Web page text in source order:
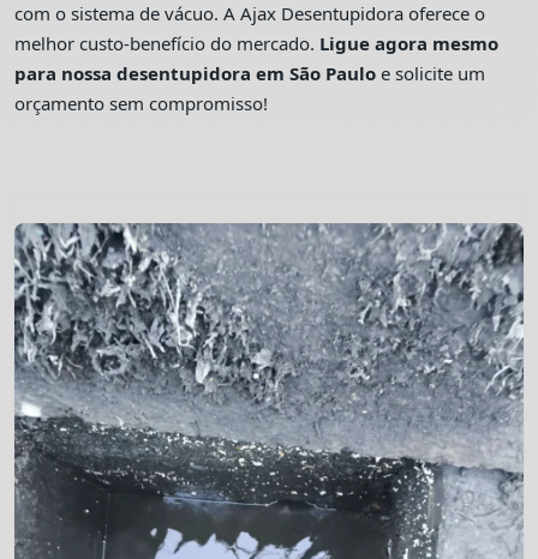
com o sistema de vácuo. A Ajax Desentupidora oferece o
melhor custo-benefício do mercado. Ligue agora mesmo
para nossa desentupidora em São Paulo e solicite um
orçamento sem compromisso!